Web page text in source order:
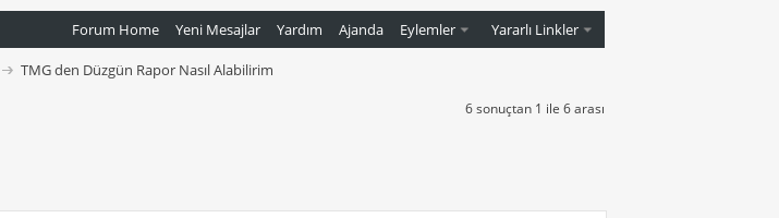
Forum Home Yeni Mesajlar Yardım Ajanda Eylemler Yararlı Linkler
TMG den Düzgün Rapor Nasıl Alabilirim
6 sonuçtan 1 ile 6 arası